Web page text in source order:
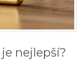
nejlepší?